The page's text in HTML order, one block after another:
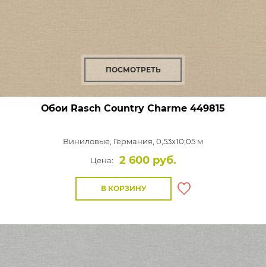
ПОСМОТРЕТЬ
Обои Rasch Country Charme 449815
Виниловые, Германия, 0,53x10,05 м
Цена:
2 600 руб.
В КОРЗИНУ